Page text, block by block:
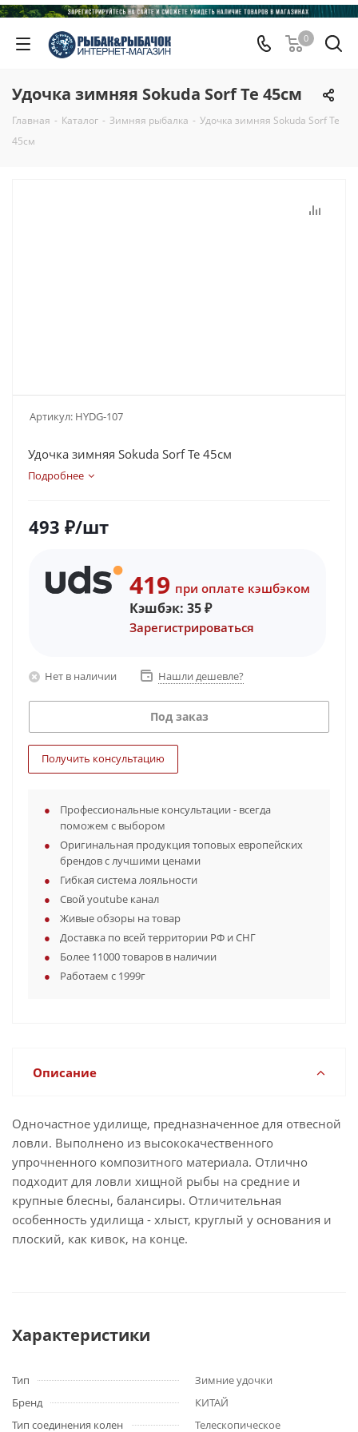
0
Удочка зимняя Sokuda Sorf Te 45см
Главная - Каталог - Зимняя рыбалка - Удочка зимняя Sokuda Sorf Te
45см
Артикул: HYDG-107
Удочка зимняя Sokuda Sorf Te 45см
Подробнее
493 ₽/шт
419 при оплате кэшбэком
Кэшбэк: 35₽
Зарегистрироваться
Нет в наличии Нашли дешевле?
Под заказ
Получить консультацию
Профессиональные консультации - всегда
поможем с выбором
Оригинальная продукция топовых европейских
брендов с лучшими ценами
Гибкая система лояльности
Свой youtube канал
Живые обзоры на товар
Доставка по всей территории РФ и СНГ
Более 11000 товаров в наличии
Работаем с 1999г
Описание
Одночастное удилище, предназначенное для отвесной
ловли. Выполнено из высококачественного
упрочненного композитного материала. Отлично
подходит для ловли хищной рыбы на средние и
крупные блесны, балансиры. Отличительная
особенность удилища - хлыст, круглый у основания и
плоский, как кивок, на конце.
Характеристики
Тип
Зимние удочки
Бренд
КИТАЙ
Тип соединения колен
Телескопическое